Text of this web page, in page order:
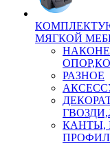
МЯГКОЙ
РАЗНОЕ
КАНТЫ,